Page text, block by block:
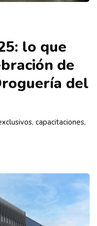
lo que
de
del
capacitaciones,